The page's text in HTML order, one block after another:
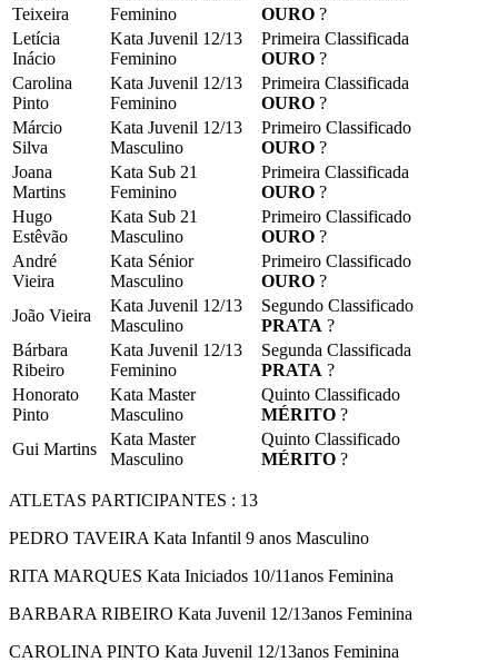
Teixeira
Feminino
OURO ?
Letícia
Inácio
Kata Juvenil 12/13
Feminino
Primeira Classificada
OURO ?
Carolina
Pinto
Kata Juvenil 12/13
Feminino
Primeira Classificada
OURO ?
Márcio
Silva
Kata Juvenil 12/13
Masculino
Primeiro Classificado
OURO ?
Joana
Martins
Kata Sub 21
Feminino
Primeira Classificada
OURO ?
Hugo
Estêvão
Kata Sub 21
Masculino
Primeiro Classificado
OURO ?
André
Vieira
Kata Sénior
Masculino
Primeiro Classificado
OURO ?
João Vieira
Kata Juvenil 12/13
Masculino
Segundo Classificado
PRATA ?
Bárbara
Ribeiro
Kata Juvenil 12/13
Feminino
Segunda Classificada
PRATA ?
Honorato
Pinto
Kata Master
Masculino
Quinto Classificado
MÉRITO ?
Gui Martins
Kata Master
Masculino
Quinto Classificado
MÉRITO ?
ATLETAS PARTICIPANTES : 13
PEDRO TAVEIRA Kata Infantil 9 anos Masculino
RITA MARQUES Kata Iniciados 10/11anos Feminina
BARBARA RIBEIRO Kata Juvenil 12/13anos Feminina
CAROLINA PINTO Kata Juvenil 12/13anos Feminina